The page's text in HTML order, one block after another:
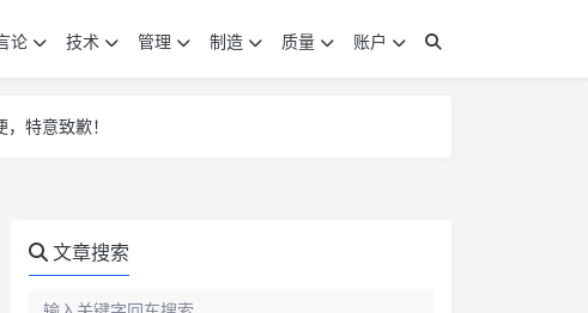
论 技术 管理 制造 质量
账户
，特意致歉！
特意致歉！
文章搜索